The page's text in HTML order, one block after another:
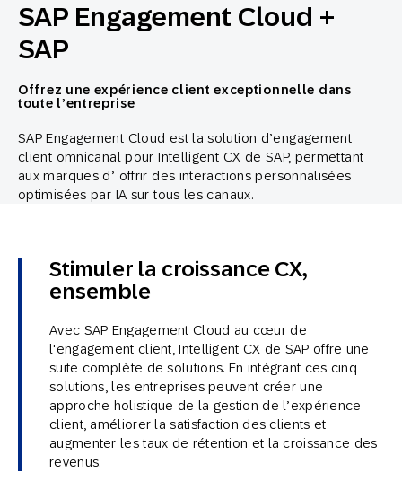
SAP Engagement Cloud +
SAP
Offrez une expérience client exceptionnelle dans
toute l’entreprise
SAP Engagement Cloud est la solution d’engagement
client omnicanal pour Intelligent CX de SAP, permettant
aux marques d’ offrir des interactions personnalisées
optimisées par IA sur tous les canaux.
Stimuler la croissance CX,
ensemble
Avec SAP Engagement Cloud au cœur de
l'engagement client, Intelligent CX de SAP offre une
suite complète de solutions. En intégrant ces cinq
solutions, les entreprises peuvent créer une
approche holistique de la gestion de l’expérience
client, améliorer la satisfaction des clients et
augmenter les taux de rétention et la croissance des
revenus.